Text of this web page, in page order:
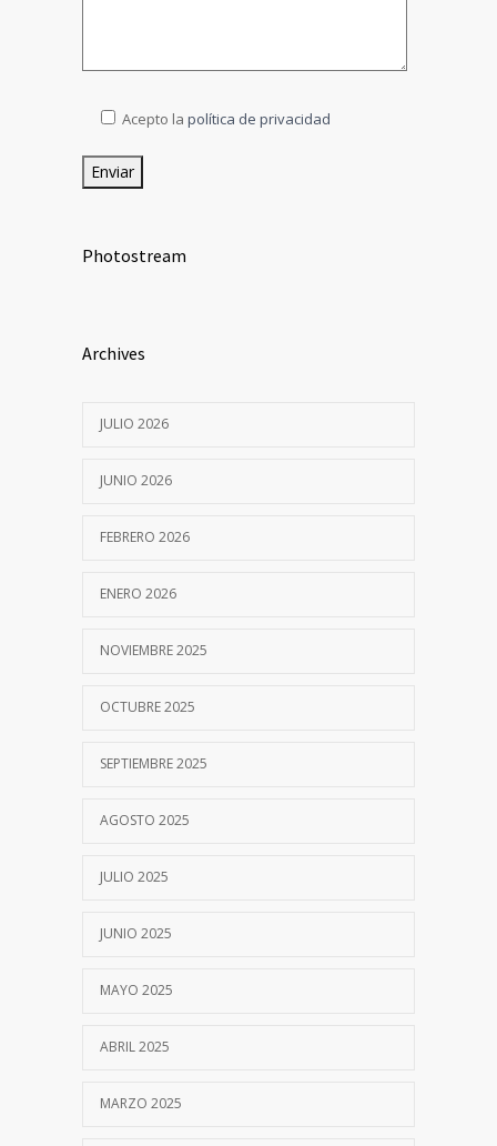
Acepto la política de privacidad
Photostream
Archives
JULIO 2026
JUNIO 2026
FEBRERO 2026
ENERO 2026
NOVIEMBRE 2025
OCTUBRE 2025
SEPTIEMBRE 2025
AGOSTO 2025
JULIO 2025
JUNIO 2025
MAYO 2025
ABRIL 2025
MARZO 2025